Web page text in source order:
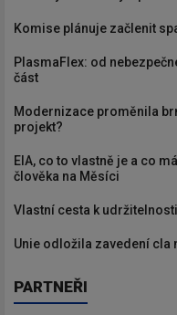
Komise plánuje začlenit
PlasmaFlex: od
část
Modernizace proměnila
projekt?
EIA, co to vlastně je a co
člověka na Měsíci
Vlastní cesta k
Unie odložila zavedení cla
PARTNEŘI